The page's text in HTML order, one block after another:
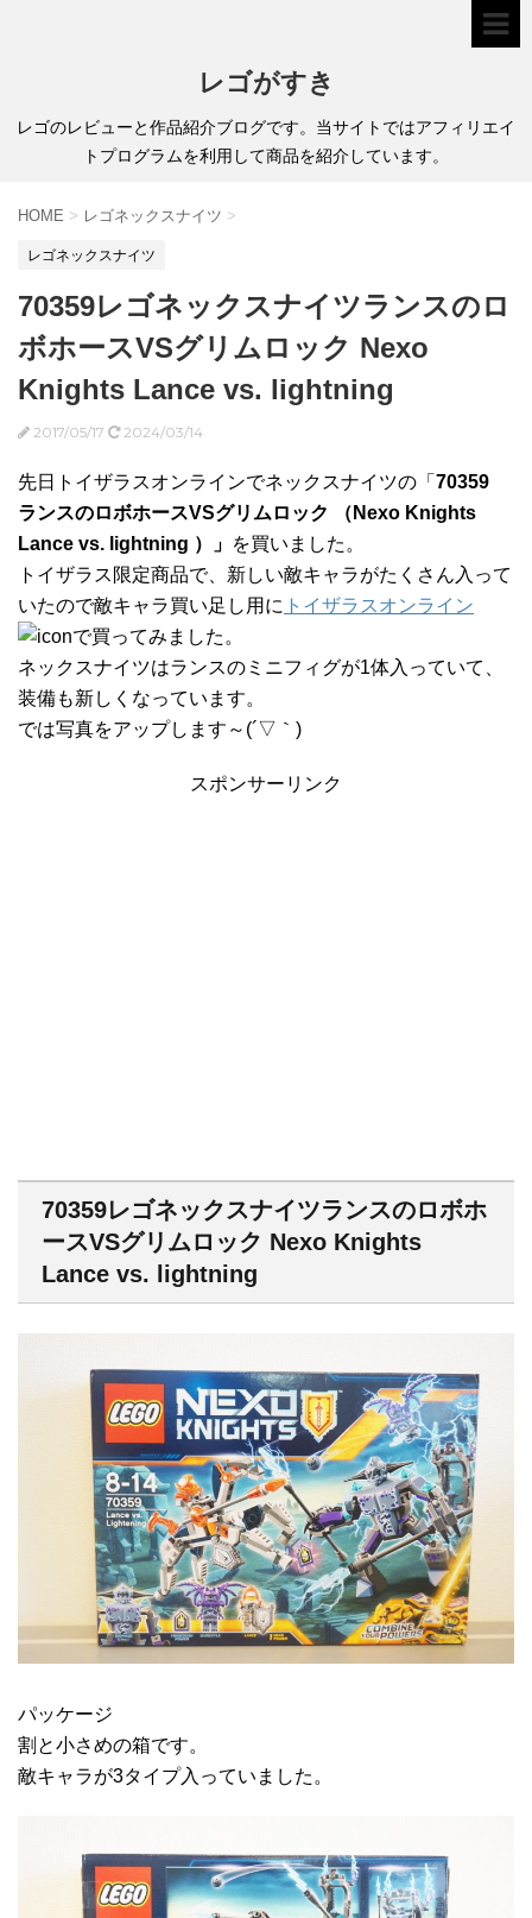
レゴがすき
レゴのレビューと作品紹介ブログです。当サイトではアフィリエイ
トプログラムを利用して商品を紹介しています。
HOME > レゴネックスナイツ >
レゴネックスナイツ
70359レゴネックスナイツランスのロ
ボホースVSグリムロック Nexo
Knights Lance vs. lightning
2017/05/17 2024/03/14
先日トイザラスオンラインでネックスナイツの「 70359
ランスのロボホースVSグリムロック （Nexo Knights
Lance vs. lightning ）」 を買いました。
トイザラス限定商品で、新しい敵キャラがたくさん入って
いたので敵キャラ買い足し用に トイザラスオンライン
で買ってみました。
ネックスナイツはランスのミニフィグが1体入っていて、
装備も新しくなっています。
では写真をアップします～(´▽｀)
スポンサーリンク
70359レゴネックスナイツランスのロボホ
ースVSグリムロック Nexo Knights
Lance vs. lightning
パッケージ
割と小さめの箱です。
敵キャラが3タイプ入っていました。